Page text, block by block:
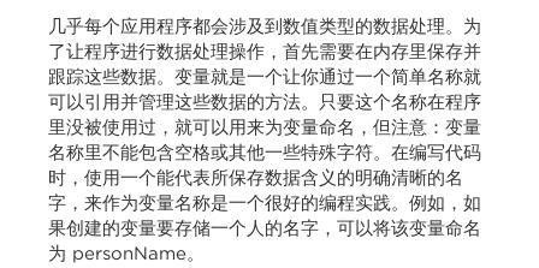
几乎每个应用程序都会涉及到数值类型的数据处理。为
了让程序进行数据处理操作，首先需要在内存里保存并
跟踪这些数据。变量就是一个让你通过一个简单名称就
可以引用并管理这些数据的方法。只要这个名称在程序
里没被使用过，就可以用来为变量命名，但注意：变量
名称里不能包含空格或其他一些特殊字符。在编写代码
时，使用一个能代表所保存数据含义的明确清晰的名
字，来作为变量名称是一个很好的编程实践。例如，如
果创建的变量要存储一个人的名字，可以将该变量命名
为 personName。